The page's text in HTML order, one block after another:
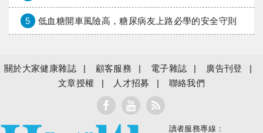
5 低血糖開車風險高，糖尿病友上路必學的安全守則
關於大家健康雜誌 顧客服務 電子雜誌
廣告刊登
文章授權
人才招募 聯絡我們
讀者服務專線：